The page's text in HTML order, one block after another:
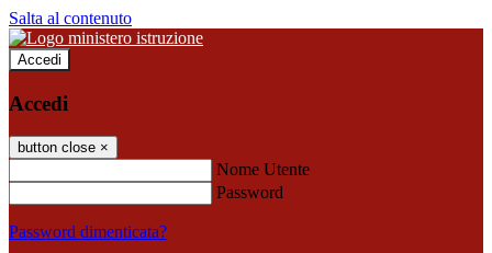
Salta al contenuto
Accedi
Accedi
button close ×
Nome Utente
Password
Password dimenticata?